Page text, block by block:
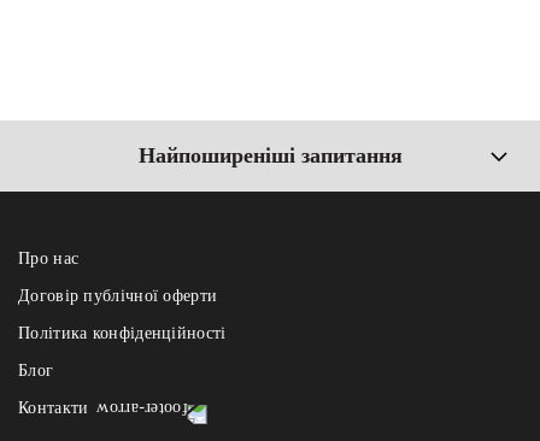
Найпоширеніші запитання
Про нас
Договір публічної оферти
Політика конфіденційності
Блог
Контакти